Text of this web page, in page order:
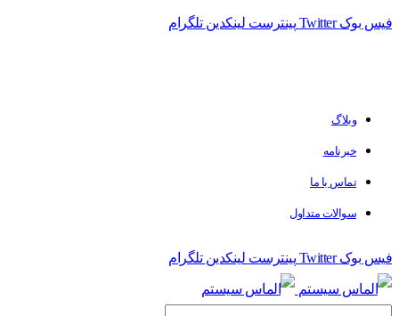
فیس بوک Twitter پینترست لینکدین تلگرام
وبلاگ
خبرنامه
تماس با ما
سوالات متداول
فیس بوک Twitter پینترست لینکدین تلگرام